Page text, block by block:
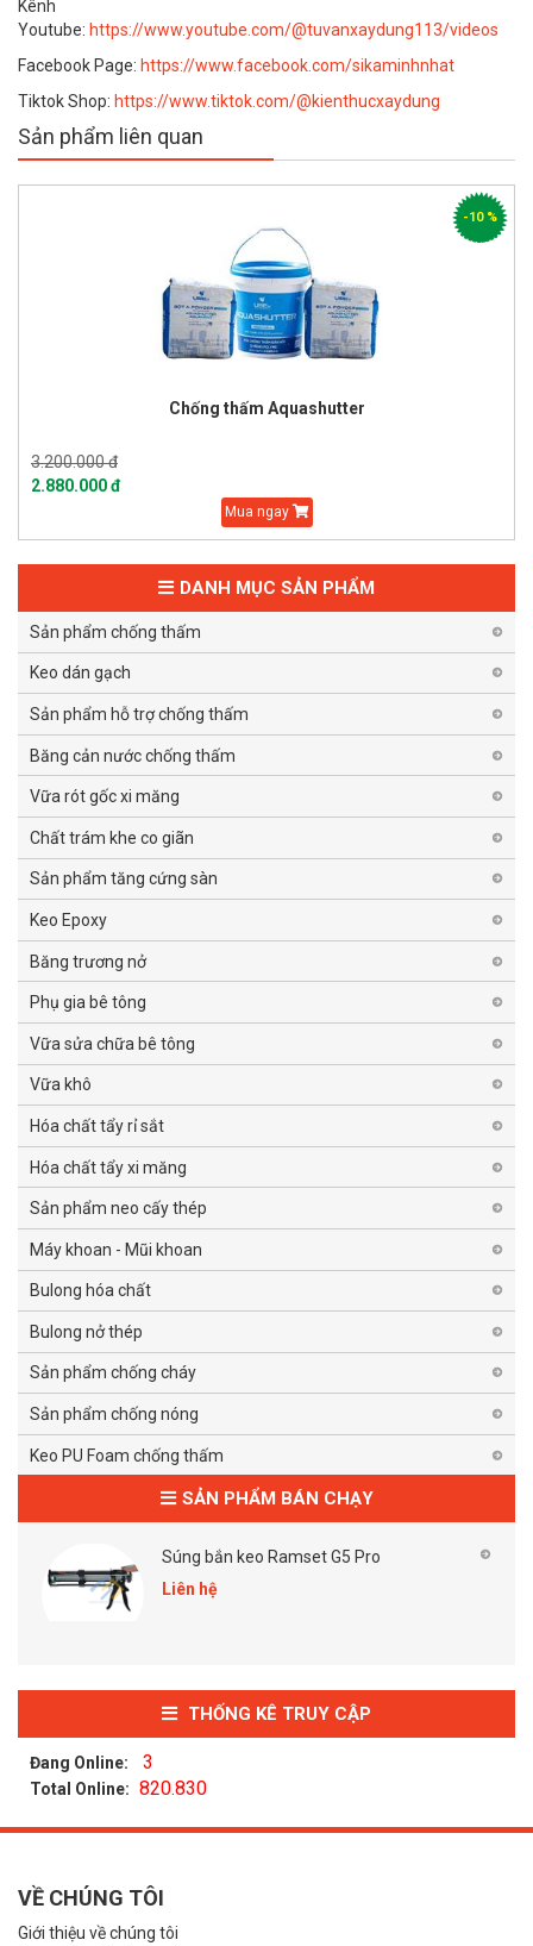
Kênh
Youtube: https://www.youtube.com/@tuvanxaydung113/videos
Facebook Page: https://www.facebook.com/sikaminhnhat
Tiktok Shop: https://www.tiktok.com/@kienthucxaydung
Sản phẩm liên quan
Chống thấm Aquashutter
3.200.000 đ
2.880.000 đ
Mua ngay
-10 %
DANH MỤC SẢN PHẨM
Sản phẩm chống thấm
Keo dán gạch
Sản phẩm hỗ trợ chống thấm
Băng cản nước chống thấm
Vữa rót gốc xi măng
Chất trám khe co giãn
Sản phẩm tăng cứng sàn
Keo Epoxy
Băng trương nở
Phụ gia bê tông
Vữa sửa chữa bê tông
Vữa khô
Hóa chất tẩy rỉ sắt
Hóa chất tẩy xi măng
Sản phẩm neo cấy thép
Máy khoan - Mũi khoan
Bulong hóa chất
Bulong nở thép
Sản phẩm chống cháy
Sản phẩm chống nóng
Keo PU Foam chống thấm
SẢN PHẨM BÁN CHẠY
Súng bắn keo Ramset G5 Pro
Liên hệ
THỐNG KÊ TRUY CẬP
Đang Online: 3
Total Online: 820.830
VỀ CHÚNG TÔI
Giới thiệu về chúng tôi